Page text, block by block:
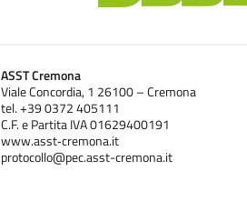
ASST Cremona
Viale Concordia, 1 26100 – Cremona
tel. +39 0372 405111
C.F. e Partita IVA 01629400191
www.asst‐cremona.it
protocollo@pec.asst-cremona.it